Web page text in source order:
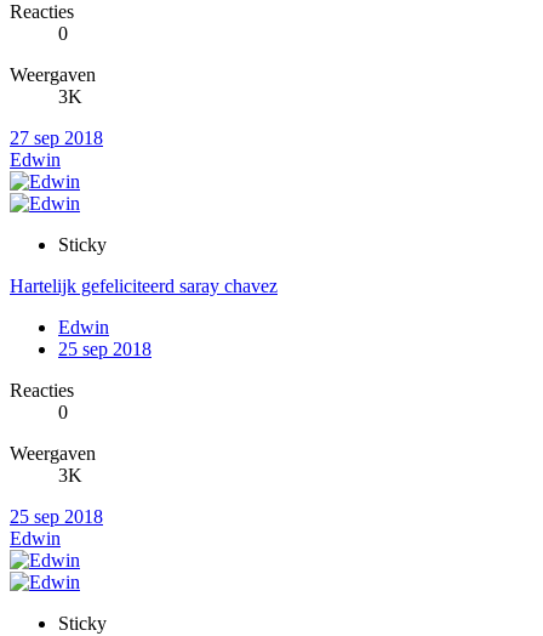
Reacties
0
Weergaven
3K
27 sep 2018
Edwin
Sticky
Hartelijk gefeliciteerd saray chavez
Edwin
25 sep 2018
Reacties
0
Weergaven
3K
25 sep 2018
Edwin
Sticky